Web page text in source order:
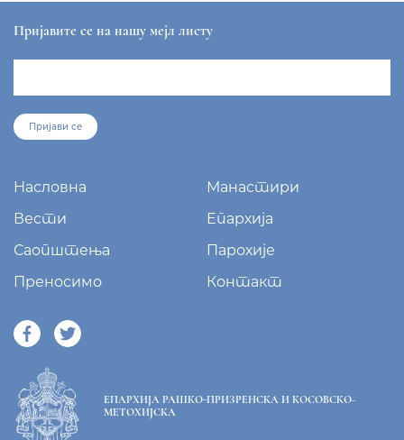
Пријавите се на нашу мејл листу
Пријави се
Насловна
Манастири
Вести
Епархија
Саопштења
Парохије
Преносимо
Контакт
ЕПАРХИЈА РАШКО-ПРИЗРЕНСКА И КОСОВСКО-
МЕТОХИЈСКА